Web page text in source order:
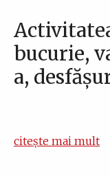
bucurie,
a,
citește mai mult